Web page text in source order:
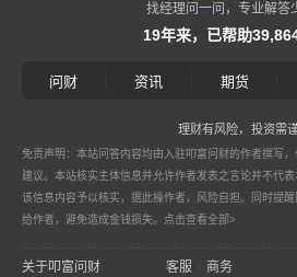
找经理问一问，专业解答
19年来，已帮助
问财 资讯 期货
理财有风险，投资需
免责声明：本站问答内容均由入驻叩富问财的作者撰写
建议。本站核实主体信息并允许作者发表之言论并不代
该信息内容予以核实，据此操作者，风险自担。同时提
给作者，避免造成金钱损失。 点击查看全部>
关于叩富问财 客服 商务